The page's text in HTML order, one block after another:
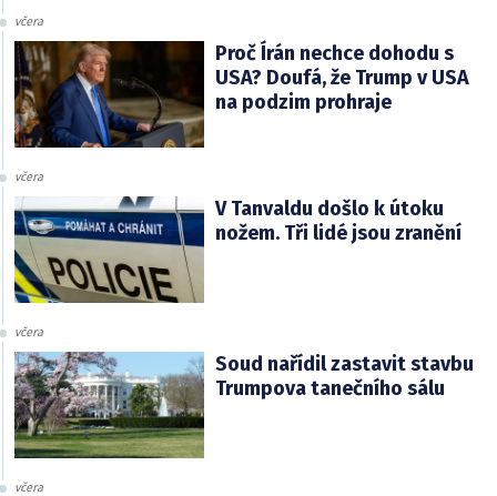
včera
Proč Írán nechce dohodu s
USA? Doufá, že Trump v USA
na podzim prohraje
včera
V Tanvaldu došlo k útoku
nožem. Tři lidé jsou zranění
včera
Soud nařídil zastavit stavbu
Trumpova tanečního sálu
včera